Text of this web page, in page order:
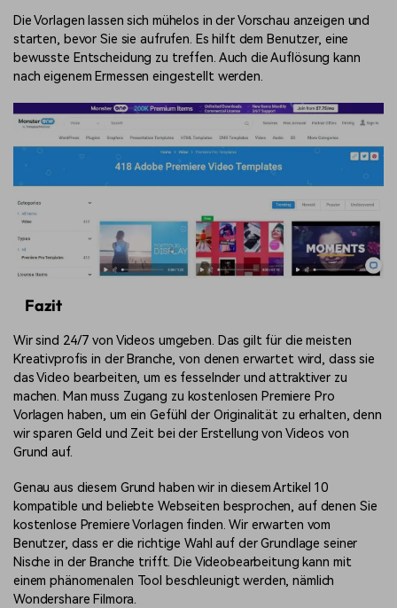
Die Vorlagen lassen sich mühelos in der Vorschau anzeigen und
starten, bevor Sie sie aufrufen. Es hilft dem Benutzer, eine
bewusste Entscheidung zu treffen. Auch die Auflösung kann
nach eigenem Ermessen eingestellt werden.
Fazit
Wir sind 24/7 von Videos umgeben. Das gilt für die meisten
Kreativprofis in der Branche, von denen erwartet wird, dass sie
das Video bearbeiten, um es fesselnder und attraktiver zu
machen. Man muss Zugang zu kostenlosen Premiere Pro
Vorlagen haben, um ein Gefühl der Originalität zu erhalten, denn
wir sparen Geld und Zeit bei der Erstellung von Videos von
Grund auf.
Genau aus diesem Grund haben wir in diesem Artikel 10
kompatible und beliebte Webseiten besprochen, auf denen Sie
kostenlose Premiere Vorlagen finden. Wir erwarten vom
Benutzer, dass er die richtige Wahl auf der Grundlage seiner
Nische in der Branche trifft. Die Videobearbeitung kann mit
einem phänomenalen Tool beschleunigt werden, nämlich
Wondershare Filmora.